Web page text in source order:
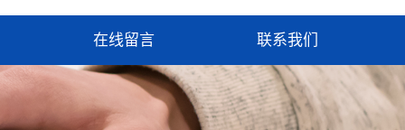
在线留言 联系我们